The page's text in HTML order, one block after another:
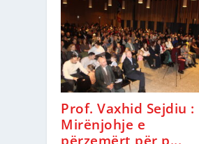
Prof. Vaxhid Sejdiu :
Mirënjohje e